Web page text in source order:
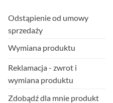
Odstąpienie od umowy
sprzedaży
Wymiana produktu
Reklamacja - zwrot i
wymiana produktu
Zdobądź dla mnie produkt